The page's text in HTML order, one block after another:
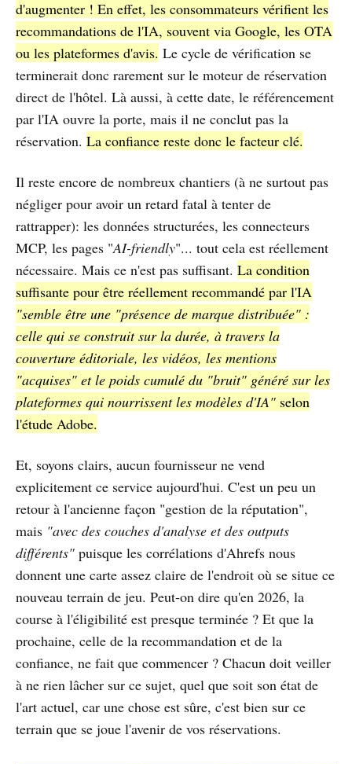
d'augmenter ! En effet, les consommateurs vérifient les
recommandations de l'IA, souvent via Google, les OTA
ou les plateformes d'avis. Le cycle de vérification se
terminerait donc rarement sur le moteur de réservation
direct de l'hôtel. Là aussi, à cette date, le référencement
par l'IA ouvre la porte, mais il ne conclut pas la
réservation. La confiance reste donc le facteur clé.
Il reste encore de nombreux chantiers (à ne surtout pas
négliger pour avoir un retard fatal à tenter de
rattrapper): les données structurées, les connecteurs
MCP, les pages "AI-friendly"... tout cela est réellement
nécessaire. Mais ce n'est pas suffisant. La condition
suffisante pour être réellement recommandé par l'IA
"semble être une "présence de marque distribuée" :
celle qui se construit sur la durée, à travers la
couverture éditoriale, les vidéos, les mentions
"acquises" et le poids cumulé du "bruit" généré sur les
plateformes qui nourrissent les modèles d'IA" selon
l'étude Adobe.
Et, soyons clairs, aucun fournisseur ne vend
explicitement ce service aujourd'hui. C'est un peu un
retour à l'ancienne façon "gestion de la réputation",
mais "avec des couches d'analyse et des outputs
différents" puisque les corrélations d'Ahrefs nous
donnent une carte assez claire de l'endroit où se situe ce
nouveau terrain de jeu. Peut-on dire qu'en 2026, la
course à l'éligibilité est presque terminée ? Et que la
prochaine, celle de la recommandation et de la
confiance, ne fait que commencer ? Chacun doit veiller
à ne rien lâcher sur ce sujet, quel que soit son état de
l'art actuel, car une chose est sûre, c'est bien sur ce
terrain que se joue l'avenir de vos réservations.